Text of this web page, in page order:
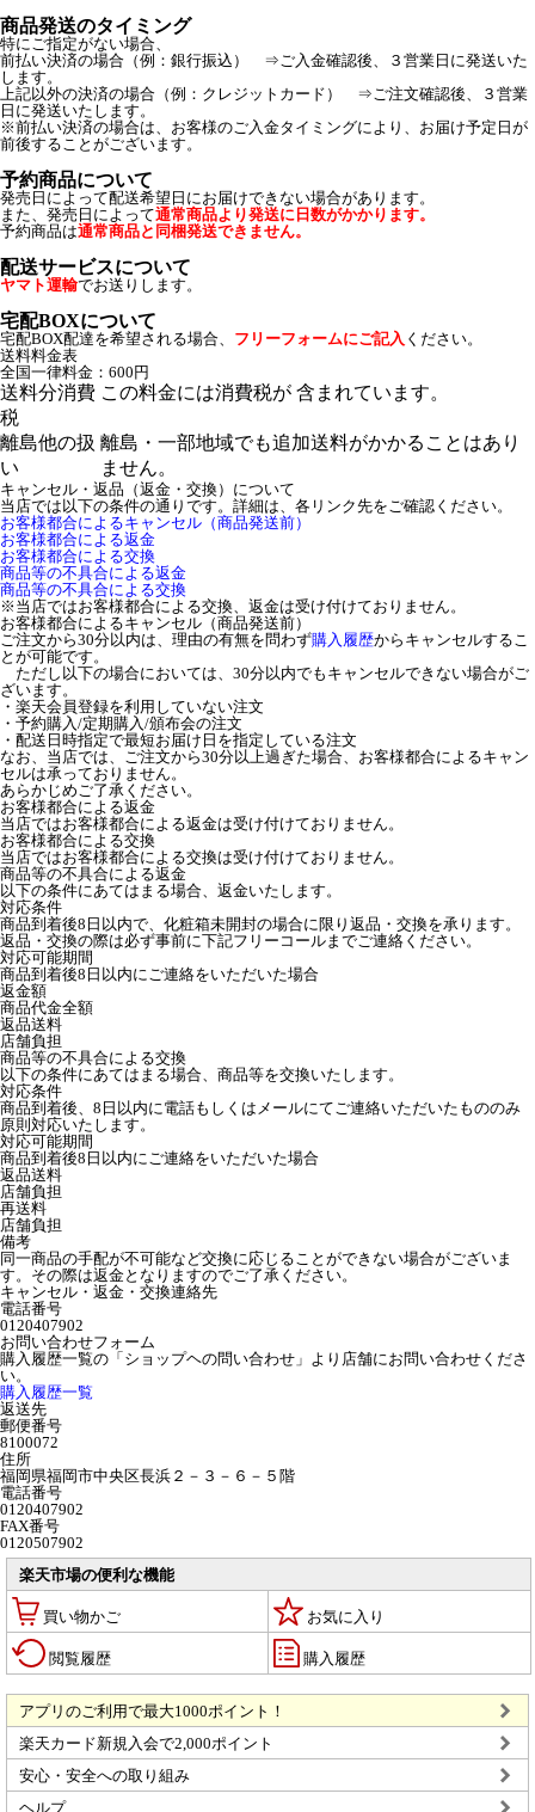
商品発送のタイミング
特にご指定がない場合、
前払い決済の場合（例：銀行振込） ⇒ご入金確認後、３営業日に発送いた
します。
上記以外の決済の場合（例：クレジットカード） ⇒ご注文確認後、３営業
日に発送いたします。
※前払い決済の場合は、お客様のご入金タイミングにより、お届け予定日が
前後することがございます。
予約商品について
発売日によって配送希望日にお届けできない場合があります。
また、発売日によって通常商品より発送に日数がかかります。
予約商品は通常商品と同梱発送できません。
配送サービスについて
ヤマト運輸でお送りします。
宅配BOXについて
宅配BOX配達を希望される場合、 フリーフォームにご記入 ください。
送料料金表
全国一律料金：600円
送料分消費
税
この料金には消費税が 含まれています。
離島他の扱
い
離島・一部地域でも追加送料がかかることはあり
ません。
キャンセル・返品（返金・交換）について
当店では以下の条件の通りです。詳細は、各リンク先をご確認ください。
お客様都合によるキャンセル（商品発送前）
お客様都合による返金
お客様都合による交換
商品等の不具合による返金
商品等の不具合による交換
※当店ではお客様都合による交換、返金は受け付けておりません。
お客様都合によるキャンセル（商品発送前）
ご注文から30分以内は、理由の有無を問わず購入履歴からキャンセルするこ
とが可能です。
ただし以下の場合においては、30分以内でもキャンセルできない場合がご
ざいます。
・楽天会員登録を利用していない注文
・予約購入/定期購入/頒布会の注文
・配送日時指定で最短お届け日を指定している注文
なお、当店では、ご注文から30分以上過ぎた場合、お客様都合によるキャン
セルは承っておりません。
あらかじめご了承ください。
お客様都合による返金
当店ではお客様都合による返金は受け付けておりません。
お客様都合による交換
当店ではお客様都合による交換は受け付けておりません。
商品等の不具合による返金
以下の条件にあてはまる場合、返金いたします。
対応条件
商品到着後8日以内で、化粧箱未開封の場合に限り返品・交換を承ります。
返品・交換の際は必ず事前に下記フリーコールまでご連絡ください。
対応可能期間
商品到着後8日以内にご連絡をいただいた場合
返金額
商品代金全額
返品送料
店舗負担
商品等の不具合による交換
以下の条件にあてはまる場合、商品等を交換いたします。
対応条件
商品到着後、8日以内に電話もしくはメールにてご連絡いただいたもののみ
原則対応いたします。
対応可能期間
商品到着後8日以内にご連絡をいただいた場合
返品送料
店舗負担
再送料
店舗負担
備考
同一商品の手配が不可能など交換に応じることができない場合がございま
す。その際は返金となりますのでご了承ください。
キャンセル・返金・交換連絡先
電話番号
0120407902
お問い合わせフォーム
購入履歴一覧の「ショップヘの問い合わせ」より店舗にお問い合わせくださ
い。
購入履歴一覧
返送先
郵便番号
8100072
住所
福岡県福岡市中央区長浜２－３－６－５階
電話番号
0120407902
FAX番号
0120507902
楽天市場の便利な機能
買い物かご お気に入り
閲覧履歴 購入履歴
アプリのご利用で最大1000ポイント！
楽天カード新規入会で2,000ポイント
安心・安全への取り組み
ヘルプ